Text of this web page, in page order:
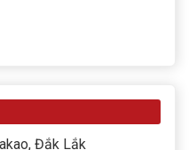
Đắk Lắk